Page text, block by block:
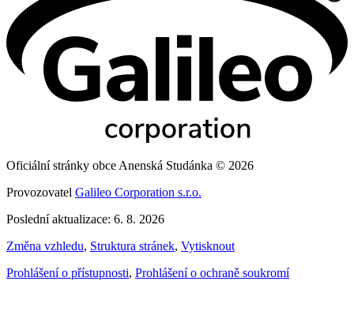
Oficiální stránky obce Anenská Studánka © 2026
Provozovatel Galileo Corporation s.r.o.
Poslední aktualizace: 6. 8. 2026
Změna vzhledu, Struktura stránek, Vytisknout
Prohlášení o přístupnosti, Prohlášení o ochraně soukromí